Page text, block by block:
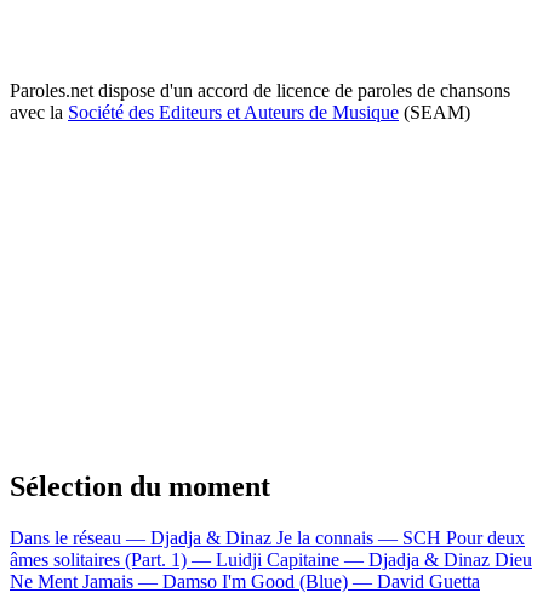
Paroles.net dispose d'un accord de licence de paroles de chansons
avec la Société des Editeurs et Auteurs de Musique (SEAM)
Sélection du moment
Dans le réseau — Djadja & Dinaz Je la connais — SCH Pour deux
âmes solitaires (Part. 1) — Luidji Capitaine — Djadja & Dinaz Dieu
Ne Ment Jamais — Damso I'm Good (Blue) — David Guetta